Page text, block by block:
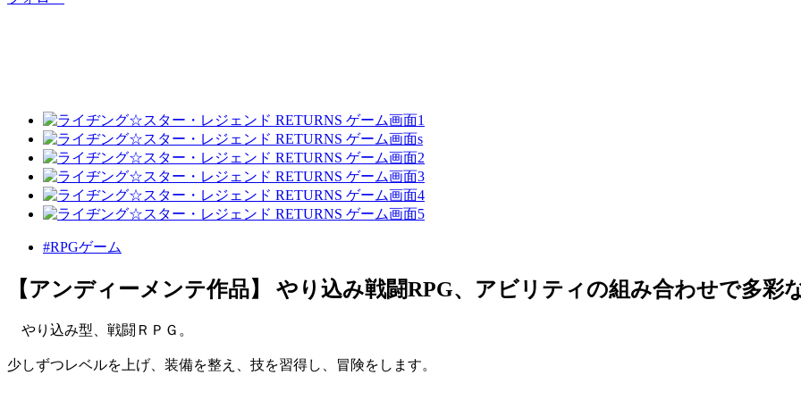
#RPGゲーム
【アンディーメンテ作品】 やり込み戦闘RPG、アビリティの組み合わせで多彩
やり込み型、戦闘ＲＰＧ。
少しずつレベルを上げ、装備を整え、技を習得し、冒険をします。